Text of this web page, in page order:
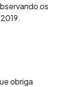
os
obriga